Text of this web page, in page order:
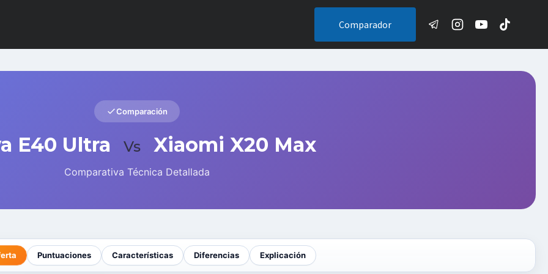
Comparador
Comparación
E40 Ultra Vs Xiaomi X20 Max
Comparativa Técnica Detallada
Puntuaciones Características Diferencias Explicación